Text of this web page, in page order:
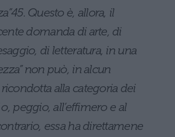
Questo è, allora, il
domanda di arte, di
di letteratura, in una
non può, in alcun
alla categoria dei
o, peggio, all’effimero e al
essa ha direttamene